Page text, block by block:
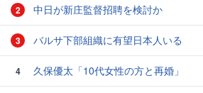
2 中日が新庄監督招聘を検討か
3 バルサ下部組織に有望日本人いる
4 久保優太「10代女性の方と再婚」